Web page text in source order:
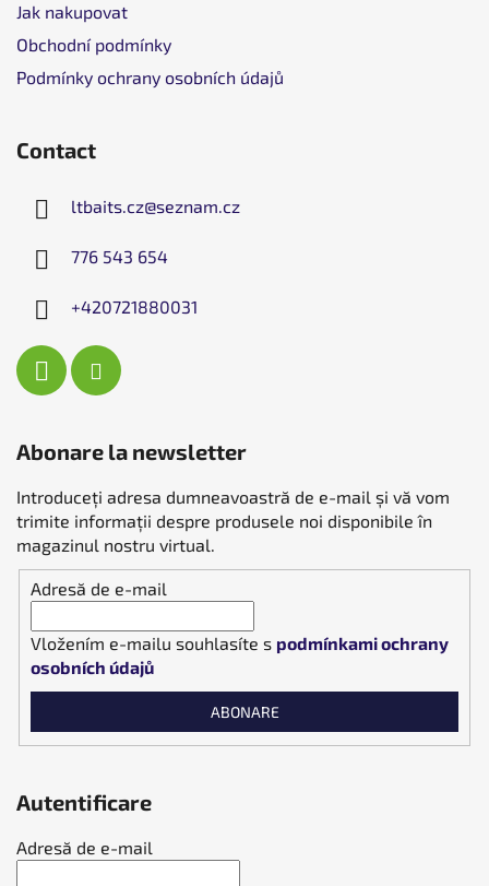
Jak nakupovat
Obchodní podmínky
Podmínky ochrany osobních údajů
Contact
ltbaits.cz@seznam.cz
776 543 654
+420721880031
Abonare la newsletter
Introduceţi adresa dumneavoastră de e-mail şi vă vom
trimite informaţii despre produsele noi disponibile în
magazinul nostru virtual.
Adresă de e-mail
Vložením e-mailu souhlasíte s podmínkami ochrany
osobních údajů
ABONARE
Autentificare
Adresă de e-mail